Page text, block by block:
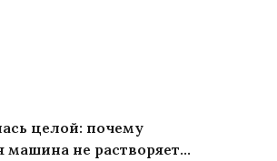
целой: почему
машина не растворяет